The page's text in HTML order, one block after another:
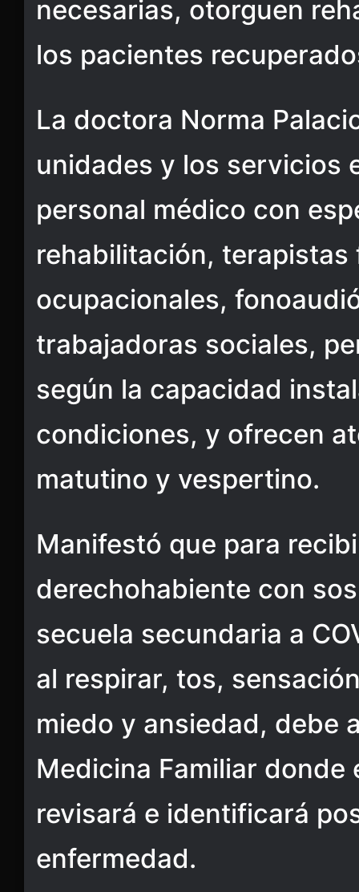
necesarias, otorguen
los pacientes
La doctora Norma
unidades y los servicios
personal médico con
rehabilitación,
ocupacionales,
trabajadoras sociales,
según la capacidad
condiciones, y ofrecen
matutino y vespertino.
Manifestó que para
derechohabiente con
secuela secundaria a
al respirar, tos,
miedo y ansiedad, debe
Medicina Familiar donde
revisará e identificará
enfermedad.